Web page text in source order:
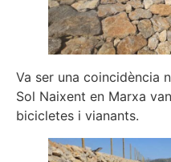
Va ser una coincidència
Sol Naixent en Marxa
bicicletes i vianants.